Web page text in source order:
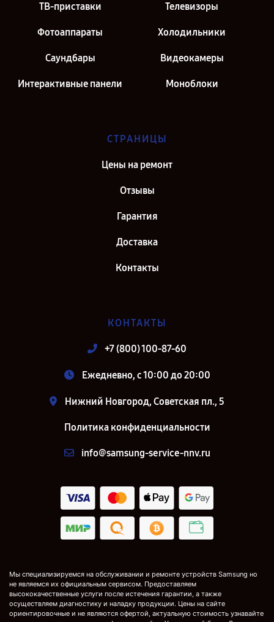
ТВ-приставки Телевизоры
Фотоаппараты Холодильники
Саундбары Видеокамеры
Интерактивные панели Моноблоки
СТРАНИЦЫ
Цены на ремонт
Отзывы
Гарантия
Доставка
Контакты
КОНТАКТЫ
+7 (800) 100-87-60
Ежедневно, с 10:00 до 20:00
Нижний Новгород, Советская пл., 5
Политика конфиденциальности
info@samsung-service-nnv.ru
Мы специализируемся на обслуживании и ремонте устройств Samsung но
не являемся их официальным сервисом. Предоставляем
высококачественные услуги после истечения гарантии, а также
осуществляем диагностику и наладку продукции. Цены на сайте
ориентировочные и не являются офертой, актуальную стоимость узнавайте